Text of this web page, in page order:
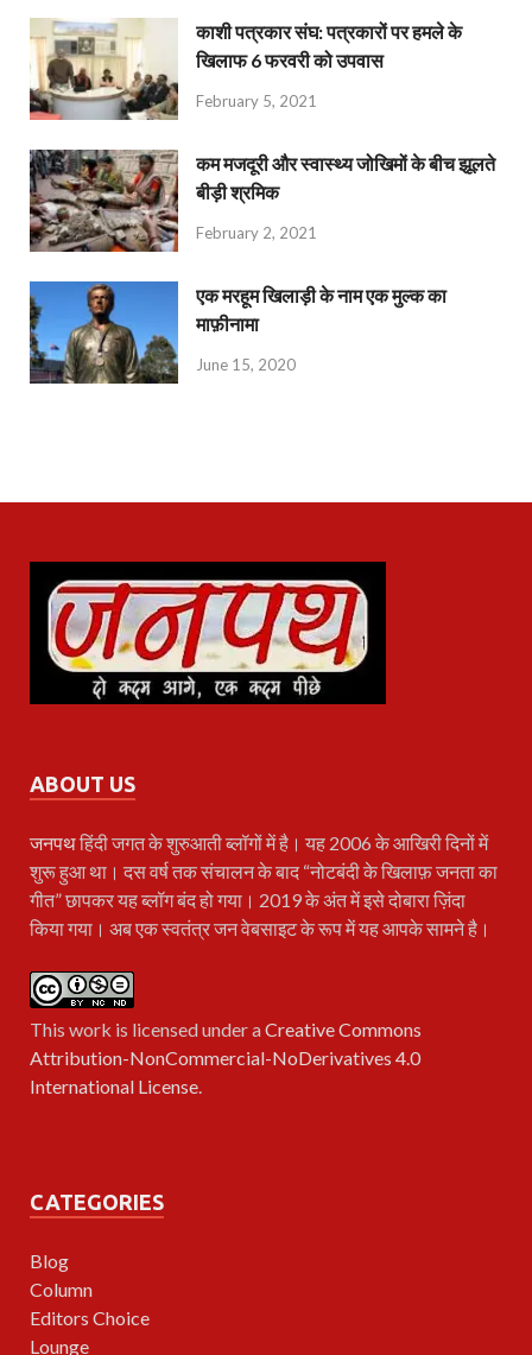
काशी पत्रकार संघ: पत्रकारों पर हमले के
खिलाफ 6 फरवरी को उपवास
February 5, 2021
कम मजदूरी और स्वास्थ्य जोखिमों के बीच झूलते
बीड़ी श्रमिक
February 2, 2021
एक मरहूम खिलाड़ी के नाम एक मुल्क का
माफ़ीनामा
June 15, 2020
ABOUT US
जनपथहिंदी जगत के शुरुआती ब्लॉगों में है। यह 2006 के आखिरी दिनों में
शुरू हुआ था। दस वर्ष तक संचालन के बाद “नोटबंदी के खिलाफ़ जनता का
गीत” छापकर यह ब्लॉग बंद हो गया। 2019 के अंत में इसे दोबारा ज़िंदा
किया गया। अब एक स्वतंत्र जन वेबसाइट के रूप में यह आपके सामने है।
This work is licensed under aCreative Commons
Attribution-NonCommercial-NoDerivatives 4.0
International License.
CATEGORIES
Blog
Column
Editors Choice
Lounge